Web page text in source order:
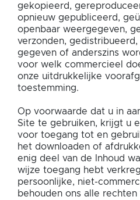
gekopieerd,
opnieuw gepubliceerd,
openbaar weergegeven,
verzonden,
gegeven of anderszins
voor welk commercieel
onze uitdrukkelijke
toestemming.
Op voorwaarde dat u in
Site te gebruiken, krijgt u
voor toegang tot en
het downloaden of
enig deel van de Inhoud
wijze toegang hebt
persoonlijke, niet-
behouden ons alle